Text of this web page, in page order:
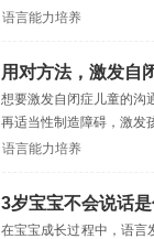
语言能力培养
用对方法，激发自
想要激发自闭症儿童的沟
再适当性制造障碍，激发
语言能力培养
3岁宝宝不会说话
在宝宝成长过程中，语言